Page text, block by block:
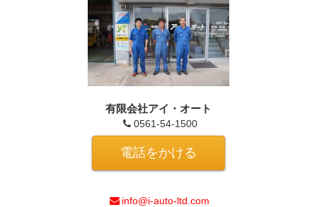
有限会社アイ・オート
0561-54-1500
電話をかける
info@i-auto-ltd.com